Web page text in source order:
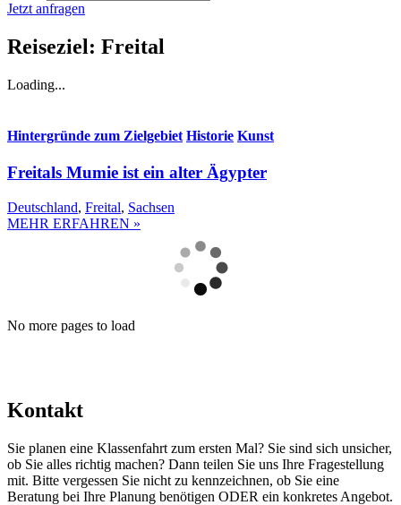
Jetzt anfragen
Reiseziel: Freital
Loading...
Hintergründe zum Zielgebiet Historie Kunst
Freitals Mumie ist ein alter Ägypter
Deutschland, Freital, Sachsen
MEHR ERFAHREN »
No more pages to load
Kontakt
Sie planen eine Klassenfahrt zum ersten Mal? Sie sind sich unsicher,
ob Sie alles richtig machen? Dann teilen Sie uns Ihre Fragestellung
mit. Bitte vergessen Sie nicht zu kennzeichnen, ob Sie eine
Beratung bei Ihre Planung benötigen ODER ein konkretes Angebot.